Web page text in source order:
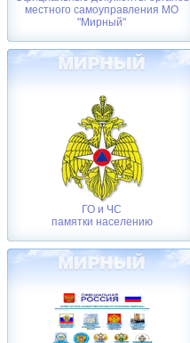
местного самоуправления МО
"Мирный"
ГО и ЧС
памятки населению